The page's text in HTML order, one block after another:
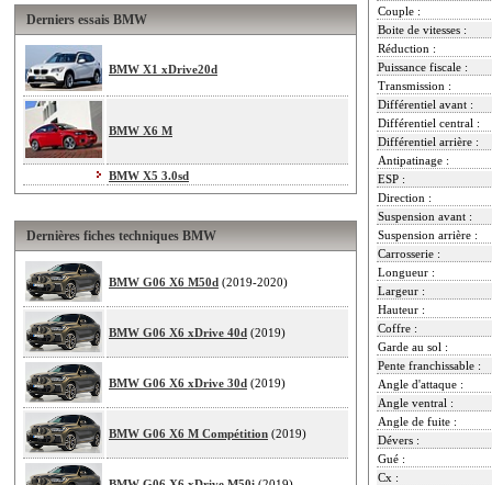
Derniers essais BMW
BMW X1 xDrive20d
BMW X6 M
BMW X5 3.0sd
Dernières fiches techniques BMW
BMW G06 X6 M50d (2019-2020)
BMW G06 X6 xDrive 40d (2019)
BMW G06 X6 xDrive 30d (2019)
BMW G06 X6 M Compétition (2019)
Couple :
Boite de vitesses :
Réduction :
Puissance fiscale :
Transmission :
Différentiel avant :
Différentiel central :
Différentiel arrière :
Antipatinage :
ESP :
Direction :
Suspension avant :
Suspension arrière :
Carrosserie :
Longueur :
Largeur :
Hauteur :
Coffre :
Garde au sol :
Pente franchissable :
Angle d'attaque :
Angle ventral :
Angle de fuite :
Dévers :
Gué :
Cx :